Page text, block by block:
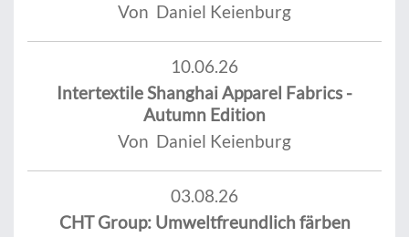
Von Daniel Keienburg
10.06.26
Intertextile Shanghai Apparel Fabrics -
Autumn Edition
Von Daniel Keienburg
03.08.26
CHT Group: Umweltfreundlich färben